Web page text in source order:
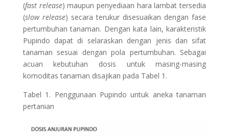
(fast release) maupun penyediaan hara lambat tersedia
(slow release) secara terukur disesuaikan dengan fase
pertumbuhan tanaman. Dengan kata lain, karakteristik
Pupindo dapat di selaraskan dengan jenis dan sifat
tanaman sesuai dengan pola pertumbuhan. Sebagai
acuan kebutuhan dosis untuk masing-masing
komoditas tanaman disajikan pada Tabel 1.
Tabel 1. Penggunaan Pupindo untuk aneka tanaman
pertanian